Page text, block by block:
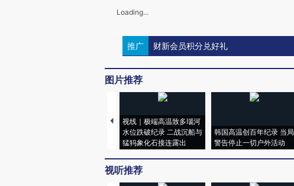
Loading...
推广 财新会员积分兑好礼
图片推荐
视线｜极端高温致多瑙河
水位跌破纪录 二战沉船与
猛犸象化石接连露出
韩国高温创百年纪录 当局
警告停止一切户外活动
视听推荐